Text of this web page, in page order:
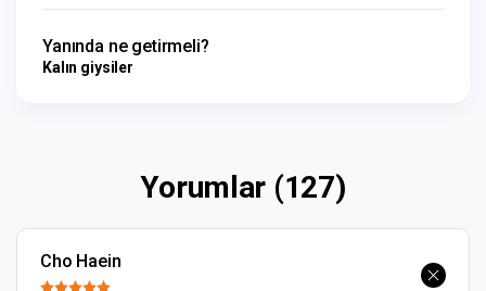
Yanında ne getirmeli?
Kalın giysiler
Yorumlar (127)
Cho Haein